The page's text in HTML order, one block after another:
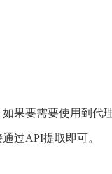
果要需要使用到
过API提取即可。